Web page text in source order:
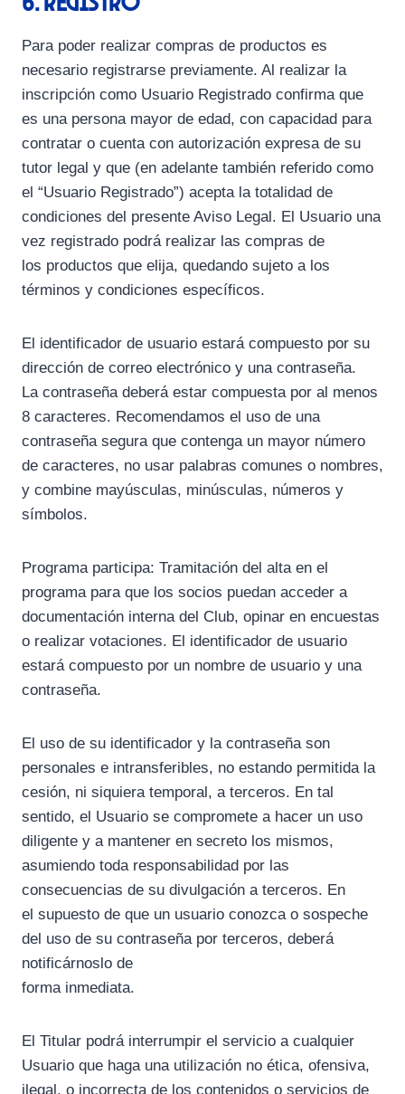
Para poder realizar compras de productos es
necesario registrarse previamente. Al realizar la
inscripción como Usuario Registrado confirma que
es una persona mayor de edad, con capacidad para
contratar o cuenta con autorización expresa de su
tutor legal y que (en adelante también referido como
el “Usuario Registrado”) acepta la totalidad de
condiciones del presente Aviso Legal. El Usuario una
vez registrado podrá realizar las compras de
los productos que elija, quedando sujeto a los
términos y condiciones específicos.
El identificador de usuario estará compuesto por su
dirección de correo electrónico y una contraseña.
La contraseña deberá estar compuesta por al menos
8 caracteres. Recomendamos el uso de una
contraseña segura que contenga un mayor número
de caracteres, no usar palabras comunes o nombres,
y combine mayúsculas, minúsculas, números y
símbolos.
Programa participa: Tramitación del alta en el
programa para que los socios puedan acceder a
documentación interna del Club, opinar en encuestas
o realizar votaciones. El identificador de usuario
estará compuesto por un nombre de usuario y una
contraseña.
El uso de su identificador y la contraseña son
personales e intransferibles, no estando permitida la
cesión, ni siquiera temporal, a terceros. En tal
sentido, el Usuario se compromete a hacer un uso
diligente y a mantener en secreto los mismos,
asumiendo toda responsabilidad por las
consecuencias de su divulgación a terceros. En
el supuesto de que un usuario conozca o sospeche
del uso de su contraseña por terceros, deberá
notificárnoslo de
forma inmediata.
El Titular podrá interrumpir el servicio a cualquier
Usuario que haga una utilización no ética, ofensiva,
ilegal, o incorrecta de los contenidos o servicios de